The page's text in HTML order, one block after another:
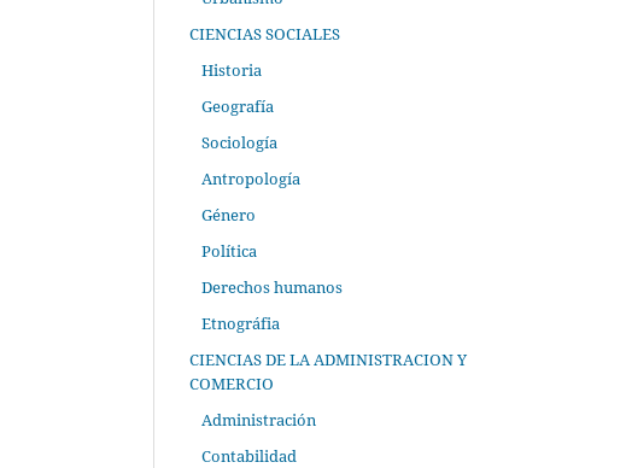
CIENCIAS SOCIALES
Historia
Geografía
Sociología
Antropología
Género
Política
Derechos humanos
Etnográfia
CIENCIAS DE LA ADMINISTRACION Y
COMERCIO
Administración
Contabilidad